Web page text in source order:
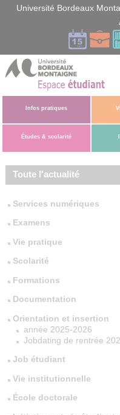
Université Bordeaux
Infos pratiques
Études & scolarité
Toute l'actualité
Services numériques
Examens
Vie pratique
Scolarité
Formations
Documentation
Orientation et insertion
année 2025-2026
Jobdating de rentrée
Job étudiant
Vie institutionnelle
École doctorale
Gestion des cookies